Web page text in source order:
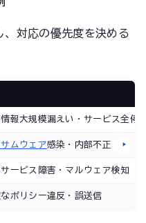
、対応の優先度を決める
報大規模漏えい・サービス全停
ムウェア感染・内部不正
ービス障害・マルウェア検知
ポリシー違反・誤送信